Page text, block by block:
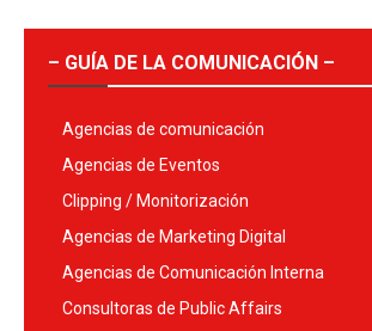
– GUÍA DE LA COMUNICACIÓN –
Agencias de comunicación
Agencias de Eventos
Clipping / Monitorización
Agencias de Marketing Digital
Agencias de Comunicación Interna
Consultoras de Public Affairs